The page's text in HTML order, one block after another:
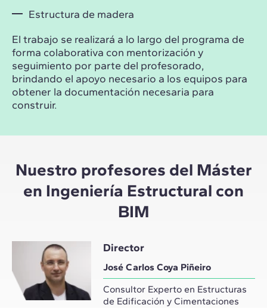
Estructura de madera
El trabajo se realizará a lo largo del programa de
forma colaborativa con mentorización y
seguimiento por parte del profesorado,
brindando el apoyo necesario a los equipos para
obtener la documentación necesaria para
construir.
Nuestro profesores del Máster
en Ingeniería Estructural con
BIM
Director
José Carlos Coya Piñeiro
Consultor Experto en Estructuras
de Edificación y Cimentaciones